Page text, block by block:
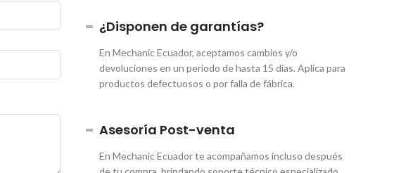
¿Disponen de garantías?
En Mechanic Ecuador, aceptamos cambios y/o
devoluciones en un periodo de hasta 15 días. Aplica para
productos defectuosos o por falla de fábrica.
Asesoría Post-venta
En Mechanic Ecuador te acompañamos incluso después